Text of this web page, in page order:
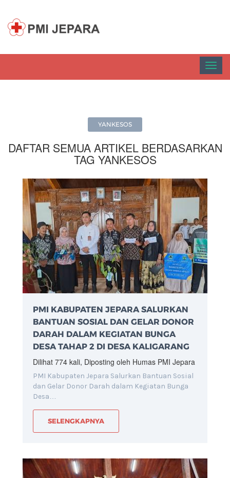
YANKESOS
DAFTAR SEMUA ARTIKEL BERDASARKAN
TAG YANKESOS
PMI KABUPATEN JEPARA SALURKAN
BANTUAN SOSIAL DAN GELAR DONOR
DARAH DALAM KEGIATAN BUNGA
DESA TAHAP 2 DI DESA KALIGARANG
Dilihat 774 kali, Diposting oleh Humas PMI Jepara
PMI Kabupaten Jepara Salurkan Bantuan Sosial
dan Gelar Donor Darah dalam Kegiatan Bunga
Desa…
SELENGKAPNYA